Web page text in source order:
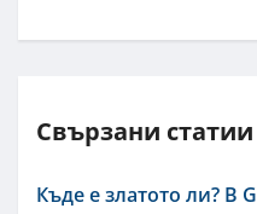
Свързани статии
Къде е златото ли? В